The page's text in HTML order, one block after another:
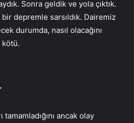
Sonra geldik ve yola çıktık.
depremle sarsıldık. Dairemiz
durumda, nasıl olacağını
tamamladığını ancak olay